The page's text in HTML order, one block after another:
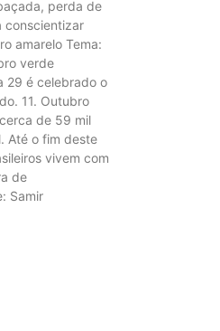
perda de
conscientizar
amarelo Tema:
verde
29 é celebrado o
11. Outubro
de 59 mil
Até o fim deste
vivem com
de
Samir